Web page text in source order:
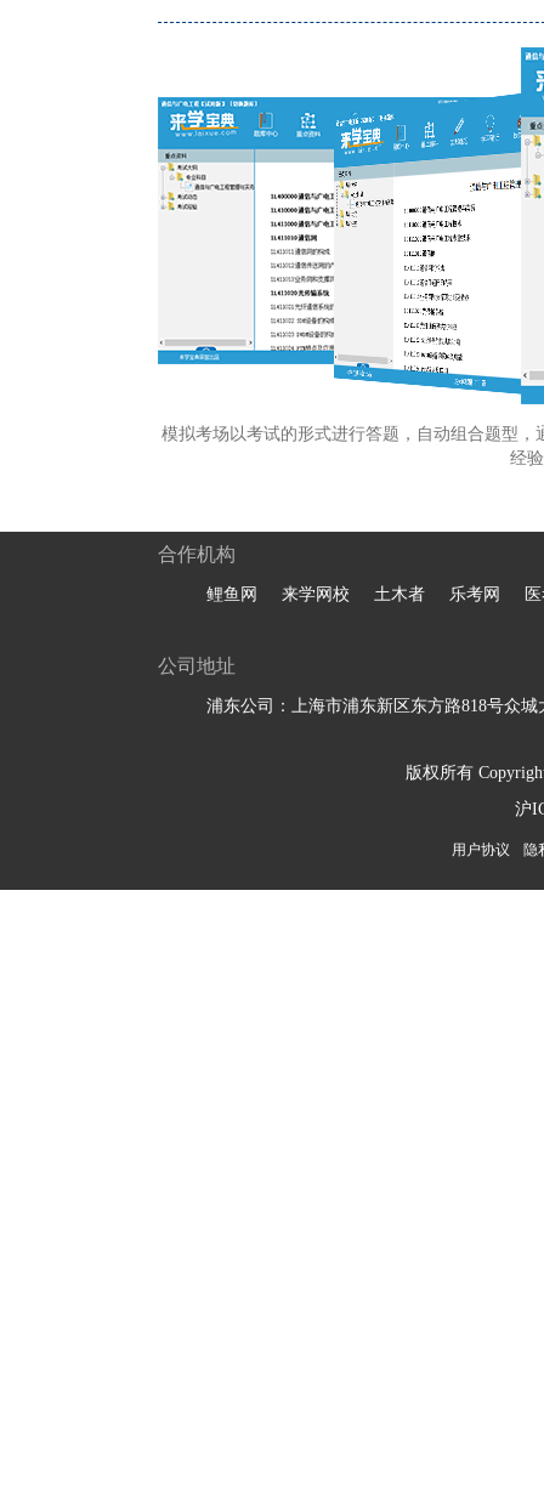
模拟考场以考试的形式进行答题，自动组合题型
经
合作机构
鲤鱼网 来学网校 土木者 乐考网
公司地址
浦东公司：上海市浦东新区东方路818号众城
版权所有
沪
用户协议 隐